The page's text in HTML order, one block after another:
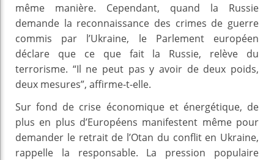
même manière. Cependant, quand la Russie
demande la reconnaissance des crimes de guerre
commis par l’Ukraine, le Parlement européen
déclare que ce que fait la Russie, relève du
terrorisme. “Il ne peut pas y avoir de deux poids,
deux mesures”, affirme-t-elle.
Sur fond de crise économique et énergétique, de
plus en plus d’Européens manifestent même pour
demander le retrait de l’Otan du conflit en Ukraine,
rappelle la responsable. La pression populaire